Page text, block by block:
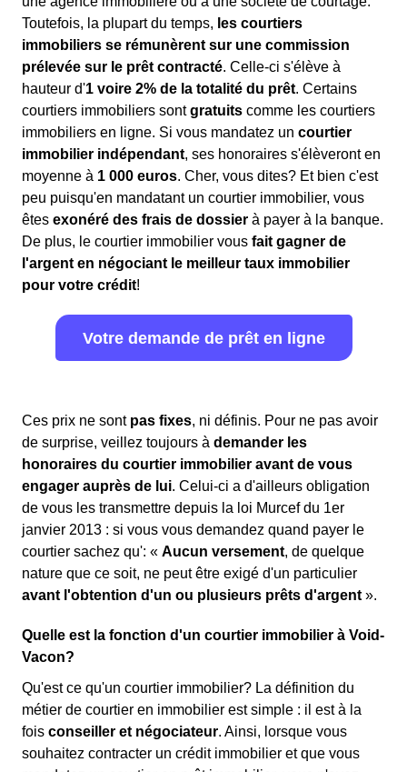
Toutefois, la plupart du temps, les courtiers
immobiliers se rémunèrent sur une commission
prélevée sur le prêt contracté. Celle-ci s'élève à
hauteur d'1 voire 2% de la totalité du prêt. Certains
courtiers immobiliers sontgratuits comme les courtiers
immobiliers en ligne. Si vous mandatez un courtier
immobilier indépendant, ses honoraires s'élèveront en
moyenne à 1 000 euros. Cher, vous dites? Et bien c'est
peu puisqu'en mandatant un courtier immobilier, vous
êtes exonéré des frais de dossier à payer à la banque.
De plus, le courtier immobilier vous fait gagner de
l'argent en négociant le meilleur taux immobilier
pour votre crédit!
Votre demande de prêt en ligne
Ces prix ne sont pas fixes, ni définis. Pour ne pas avoir
de surprise, veillez toujours à demander les
honoraires du courtier immobilier avant de vous
engager auprès de lui. Celui-ci a d'ailleurs obligation
de vous les transmettre depuis la loi Murcef du 1er
janvier 2013 : si vous vous demandez quand payer le
courtier sachez qu': « Aucun versement, de quelque
nature que ce soit, ne peut être exigé d'un particulier
avant l'obtention d'un ou plusieurs prêts d'argent ».
Quelle est la fonction d'un courtier immobilier à Void-
Vacon?
Qu'est ce qu'un courtier immobilier? La définition du
métier de courtier en immobilier est simple : il est à la
fois conseiller et négociateur. Ainsi, lorsque vous
souhaitez contracter un crédit immobilier et que vous